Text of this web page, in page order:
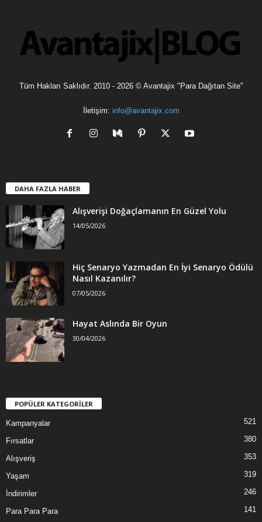
Tüm Hakları Saklıdır. 2010 - 2026 © Avantajix "Para Dağıtan Site"
İletişim: info@avantajix.com
DAHA FAZLA HABER
Alışverişi Doğaçlamanın En Güzel Yolu
14/05/2026
Hiç Senaryo Yazmadan En İyi Senaryo Ödülü
Nasıl Kazanılır?
07/05/2026
Hayat Aslında Bir Oyun
30/04/2026
POPÜLER KATEGORİLER
Kampanyalar 521
Fırsatlar 380
Alışveriş 353
Yaşam 319
İndirimler 246
Para Para Para 141